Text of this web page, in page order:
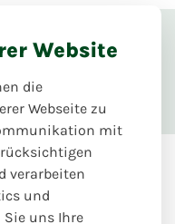
Website
die
Webseite zu
mit
verarbeiten
und
uns Ihre